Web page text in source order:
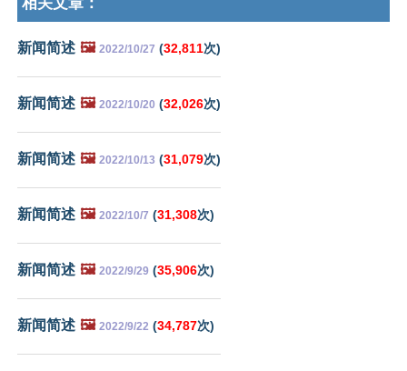
新闻简述 🖼️ 2022/10/27 (32,811次)
新闻简述 🖼️ 2022/10/20 (32,026次)
新闻简述 🖼️ 2022/10/13 (31,079次)
新闻简述 🖼️ 2022/10/7 (31,308次)
新闻简述 🖼️ 2022/9/29 (35,906次)
新闻简述 🖼️ 2022/9/22 (34,787次)